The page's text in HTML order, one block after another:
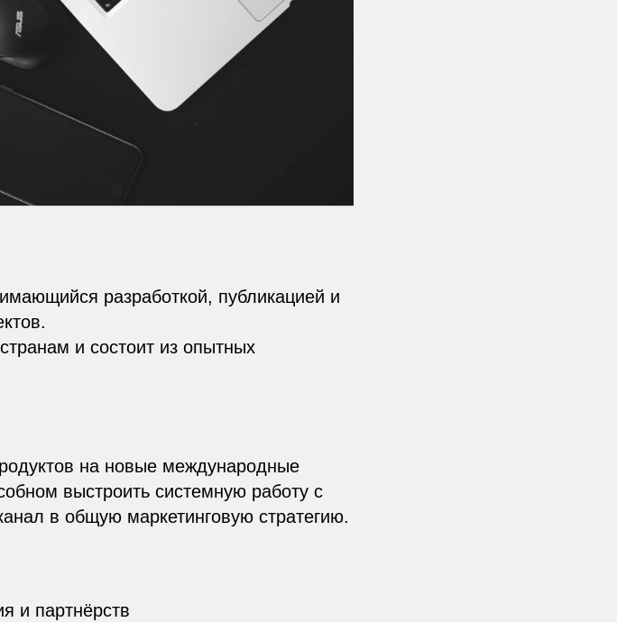
разработкой, публикацией и
и состоит из опытных
на новые международные
выстроить системную работу с
в общую маркетинговую стратегию.
и партнёрств